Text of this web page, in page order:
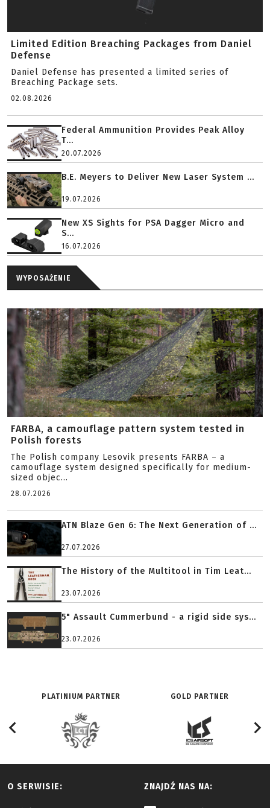
Limited Edition Breaching Packages from Daniel
Defense
Daniel Defense has presented a limited series of
Breaching Package sets.
02.08.2026
Federal Ammunition Provides Peak Alloy
T...
20.07.2026
B.E. Meyers to Deliver New Laser System ...
19.07.2026
New XS Sights for PSA Dagger Micro and
S...
16.07.2026
WYPOSAŻENIE
FARBA, a camouflage pattern system tested in
Polish forests
The Polish company Lesovik presents FARBA – a
camouflage system designed specifically for medium-
sized objec...
28.07.2026
ATN Blaze Gen 6: The Next Generation of ...
27.07.2026
The History of the Multitool in Tim Leat...
23.07.2026
5" Assault Cummerbund - a rigid side sys...
23.07.2026
PLATINIUM PARTNER GOLD PARTNER
O SERWISIE: ZNAJDŹ NAS NA: